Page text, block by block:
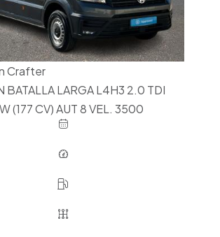
Crafter
BATALLA LARGA L4H3 2.0 TDI
(177 CV) AUT 8 VEL. 3500